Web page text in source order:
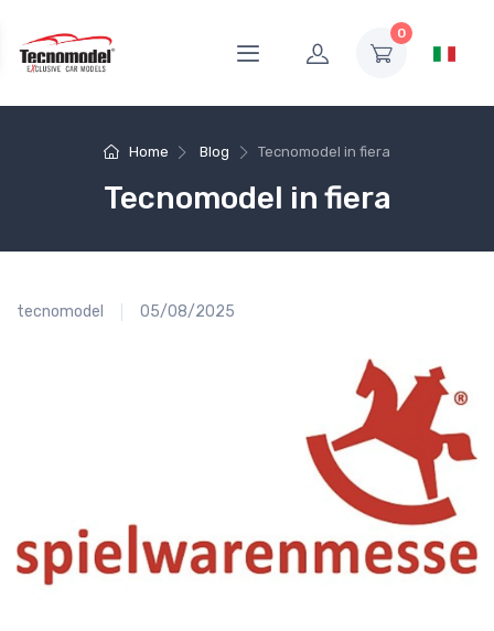
0
Home Blog Tecnomodel in fiera
Tecnomodel in fiera
tecnomodel 05/08/2025